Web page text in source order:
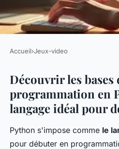
Apprendre à
python : jouez et
Accueil›Jeux-video
Découvrir les bases
programmation en
langage idéal pour
Python s'impose comme le
pour débuter en